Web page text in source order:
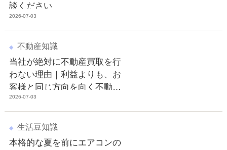
談ください
2026-07-03
不動産知識
当社が絶対に不動産買取を行
わない理由｜利益よりも、お
客様と同じ方向を向く不動産
会社でありたい
2026-07-03
生活豆知識
本格的な夏を前にエアコンの